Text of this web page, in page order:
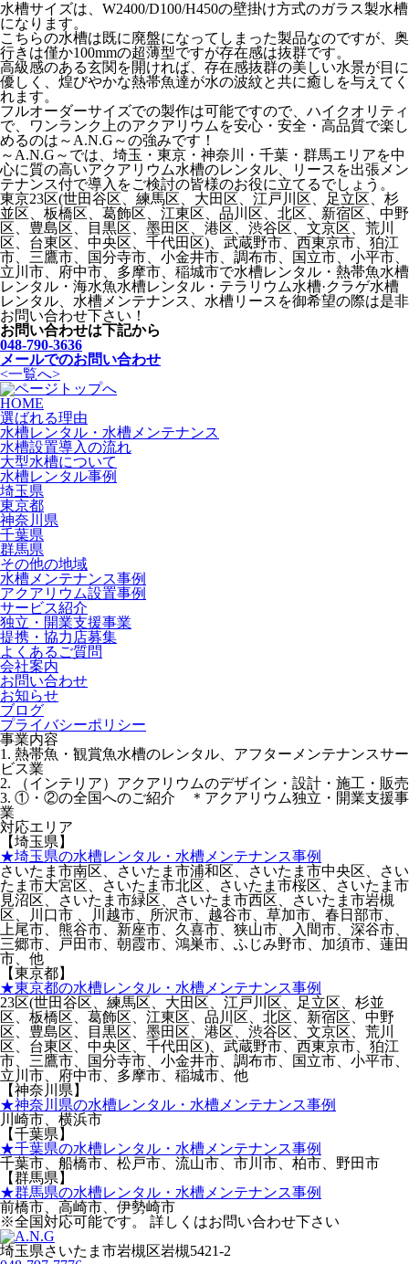
水槽サイズは、W2400/D100/H450の壁掛け方式のガラス製水槽
になります。
こちらの水槽は既に廃盤になってしまった製品なのですが、奥
行きは僅か100mmの超薄型ですが存在感は抜群です。
高級感のある玄関を開ければ、存在感抜群の美しい水景が目に
優しく、煌びやかな熱帯魚達が水の波紋と共に癒しを与えてく
れます。
フルオーダーサイズでの製作は可能ですので、ハイクオリティ
で、ワンランク上のアクアリウムを安心・安全・高品質で楽し
めるのは～A.N.G～の強みです！
～A.N.G～では、埼玉・東京・神奈川・千葉・群馬エリアを中
心に質の高いアクアリウム水槽のレンタル、リースを出張メン
テナンス付で導入をご検討の皆様のお役に立てるでしょう。
東京23区(世田谷区、練馬区、大田区、江戸川区、足立区、杉
並区、板橋区、葛飾区、江東区、品川区、北区、新宿区、中野
区、豊島区、目黒区、墨田区、港区、渋谷区、文京区、荒川
区、台東区、中央区、千代田区)、武蔵野市、西東京市、狛江
市、三鷹市、国分寺市、小金井市、調布市、国立市、小平市、
立川市、府中市、多摩市、稲城市で水槽レンタル・熱帯魚水槽
レンタル・海水魚水槽レンタル・テラリウム水槽·クラゲ水槽
レンタル、水槽メンテナンス、水槽リースを御希望の際は是非
お問い合わせ下さい！
お問い合わせは下記から
048-790-3636
メールでのお問い合わせ
<一覧へ>
HOME
選ばれる理由
水槽レンタル・水槽メンテナンス
水槽設置導入の流れ
大型水槽について
水槽レンタル事例
埼玉県
東京都
神奈川県
千葉県
群馬県
その他の地域
水槽メンテナンス事例
アクアリウム設置事例
サービス紹介
独立・開業支援事業
提携・協力店募集
よくあるご質問
会社案内
お問い合わせ
お知らせ
ブログ
プライバシーポリシー
事業内容
1. 熱帯魚・観賞魚水槽のレンタル、アフターメンテナンスサー
ビス業
2. （インテリア）アクアリウムのデザイン・設計・施工・販売
3. ①・②の全国へのご紹介 ＊アクアリウム独立・開業支援事
業
対応エリア
【埼玉県】
★埼玉県の水槽レンタル・水槽メンテナンス事例
さいたま市南区、さいたま市浦和区、さいたま市中央区、さい
たま市大宮区、さいたま市北区、さいたま市桜区、さいたま市
見沼区、さいたま市緑区、さいたま市西区、さいたま市岩槻
区、川口市 、川越市、所沢市、越谷市、草加市、春日部市、
上尾市、熊谷市、新座市、久喜市、狭山市、入間市、深谷市、
三郷市、戸田市、朝霞市、鴻巣市、ふじみ野市、加須市、蓮田
市、他
【東京都】
★東京都の水槽レンタル・水槽メンテナンス事例
23区(世田谷区、練馬区、大田区、江戸川区、足立区、杉並
区、板橋区、葛飾区、江東区、品川区、北区、新宿区、中野
区、豊島区、目黒区、墨田区、港区、渋谷区、文京区、荒川
区、台東区、中央区、千代田区)、武蔵野市、西東京市、狛江
市、三鷹市、国分寺市、小金井市、調布市、国立市、小平市、
立川市、府中市、多摩市、稲城市、他
【神奈川県】
★神奈川県の水槽レンタル・水槽メンテナンス事例
川崎市、横浜市
【千葉県】
★千葉県の水槽レンタル・水槽メンテナンス事例
千葉市、船橋市、松戸市、流山市、市川市、柏市、野田市
【群馬県】
★群馬県の水槽レンタル・水槽メンテナンス事例
前橋市、高崎市、伊勢崎市
※全国対応可能です。 詳しくはお問い合わせ下さい
埼玉県さいたま市岩槻区岩槻5421-2